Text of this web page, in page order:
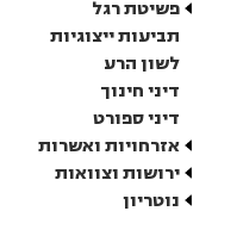
פשיטת רגל
תביעות ייצוגיות
לשון הרע
דיני חינוך
דיני ספורט
אזרחויות ואשרות
ירושות וצוואות
נוטריון